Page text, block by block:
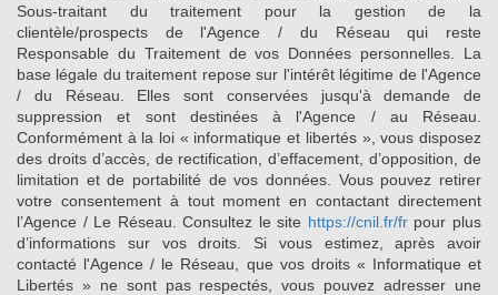
Sous-traitant du traitement pour la gestion de la
clientèle/prospects de l'Agence / du Réseau qui reste
Responsable du Traitement de vos Données personnelles. La
base légale du traitement repose sur l'intérêt légitime de l'Agence
/ du Réseau. Elles sont conservées jusqu'à demande de
suppression et sont destinées à l'Agence / au Réseau.
Conformément à la loi « informatique et libertés », vous disposez
des droits d’accès, de rectification, d’effacement, d’opposition, de
limitation et de portabilité de vos données. Vous pouvez retirer
votre consentement à tout moment en contactant directement
l’Agence / Le Réseau. Consultez le site https://cnil.fr/frpour plus
d’informations sur vos droits. Si vous estimez, après avoir
contacté l'Agence / le Réseau, que vos droits « Informatique et
Libertés » ne sont pas respectés, vous pouvez adresser une